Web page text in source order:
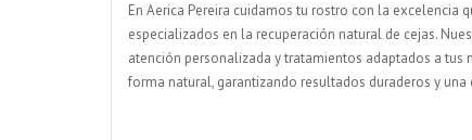
En Aerica Pereira cuidamos tu rostro con la excelencia
especializados en la recuperación natural de cejas.
atención personalizada y tratamientos adaptados a tus
forma natural, garantizando resultados duraderos y